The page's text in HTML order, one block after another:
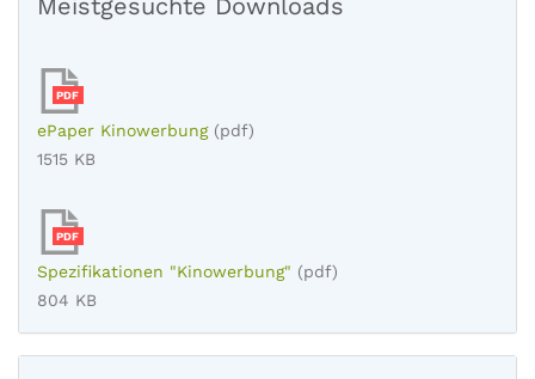
PDF
ePaper Kinowerbung (pdf)
1515 KB
PDF
Spezifikationen "Kinowerbung" (pdf)
804 KB